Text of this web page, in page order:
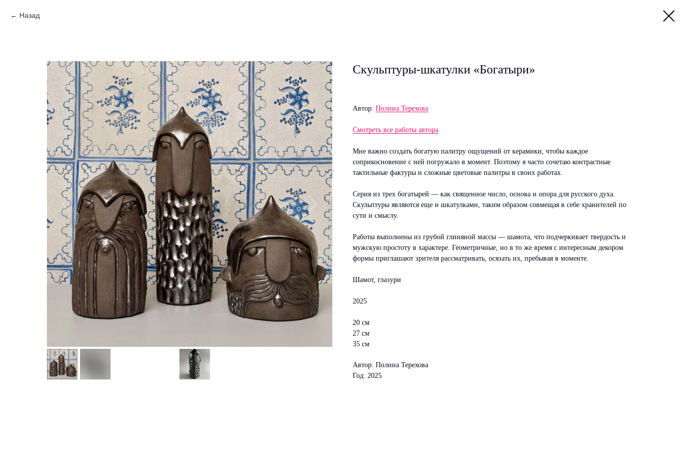
Назад
Скульптуры-шкатулки «Богатыри»
Автор: Полина Терехова
Смотреть все работы автора
Мне важно создать богатую палитру ощущений от керамики, чтобы каждое
соприкосновение с ней погружало в момент. Поэтому я часто сочетаю контрастные
тактильные фактуры и сложные цветовые палитры в своих работах.
Серия из трех богатырей — как священное число, основа и опора для русского духа.
Скульптуры являются еще и шкатулками, таким образом совмещая в себе хранителей по
сути и смыслу.
Работы выполнены из грубой глиняной массы — шамота, что подчеркивает твердость и
мужскую простоту в характере. Геометричные, но в то же время с интересным декором
формы приглашают зрителя рассматривать, осязать их, пребывая в моменте.
Шамот, глазури
2025
20 см
27 см
35 см
Автор: Полина Терехова
Год: 2025